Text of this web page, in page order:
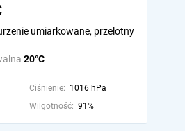
20°C
umiarkowane, przelotny
Ciśnienie: 1016 hPa
Wilgotność: 91%